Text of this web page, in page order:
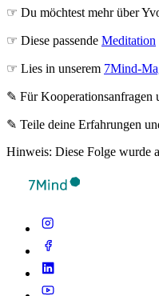
☞ Du möchtest mehr über
☞ Diese passende Meditation
☞ Lies in unserem 7Mind-
✎ Für Koope­ra­ti­ons­an­fra­gen
✎ Teile deine Erfahrungen
Hinweis: Diese Folge wurde